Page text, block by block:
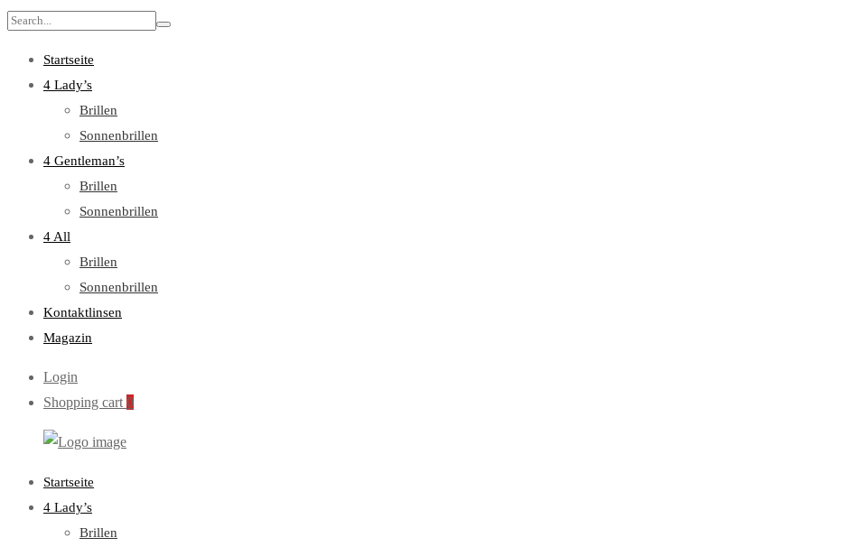
Search
Startseite
4 Lady’s
Brillen
Sonnenbrillen
4 Gentleman’s
Brillen
Sonnenbrillen
4 All
Brillen
Sonnenbrillen
Kontaktlinsen
Magazin
Login
Shopping cart 0
Primary
Menu
Startseite
4 Lady’s
Brillen